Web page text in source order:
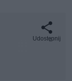
Udostępnij